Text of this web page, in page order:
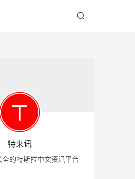
特来讯
全的特斯拉中文资讯平台